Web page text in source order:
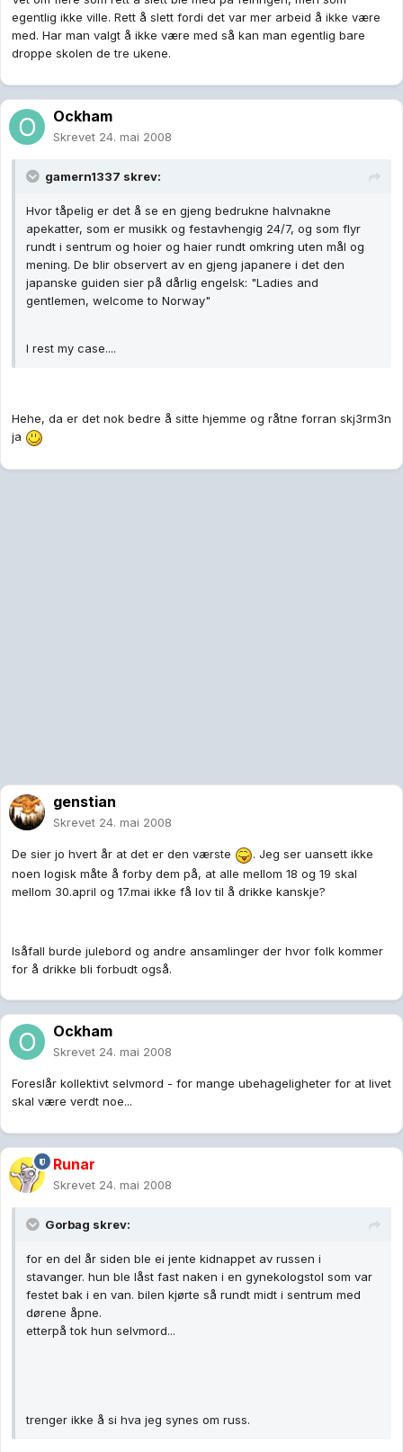
egentlig ikke ville. Rett å slett fordi det var mer arbeid å ikke være
med. Har man valgt å ikke være med så kan man egentlig bare
droppe skolen de tre ukene.
Ockham
Skrevet 24. mai 2008
gamern1337 skrev:
Hvor tåpelig er det å se en gjeng bedrukne halvnakne
apekatter, som er musikk og festavhengig 24/7, og som flyr
rundt i sentrum og hoier og haier rundt omkring uten mål og
mening. De blir observert av en gjeng japanere i det den
japanske guiden sier på dårlig engelsk: "Ladies and
gentlemen, welcome to Norway"
I rest my case....
Hehe, da er det nok bedre å sitte hjemme og råtne forran skj3rm3n
ja
genstian
Skrevet 24. mai 2008
De sier jo hvert år at det er den værste
. Jeg ser uansett ikke
noen logisk måte å forby dem på, at alle mellom 18 og 19 skal
mellom 30.april og 17.mai ikke få lov til å drikke kanskje?
Isåfall burde julebord og andre ansamlinger der hvor folk kommer
for å drikke bli forbudt også.
Ockham
Skrevet 24. mai 2008
Foreslår kollektivt selvmord - for mange ubehageligheter for at livet
skal være verdt noe...
Runar
Skrevet 24. mai 2008
Gorbag skrev:
for en del år siden ble ei jente kidnappet av russen i
stavanger. hun ble låst fast naken i en gynekologstol som var
festet bak i en van. bilen kjørte så rundt midt i sentrum med
dørene åpne.
etterpå tok hun selvmord...
trenger ikke å si hva jeg synes om russ.